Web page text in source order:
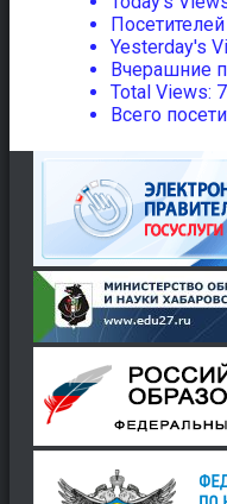
Yesterday's
Вчерашние
Total Views:
Всего